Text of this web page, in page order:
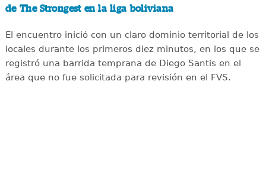
de The Strongest en la liga boliviana
El encuentro inició con un claro dominio territorial de los
locales durante los primeros diez minutos, en los que se
registró una barrida temprana de Diego Santis en el
área que no fue solicitada para revisión en el FVS.